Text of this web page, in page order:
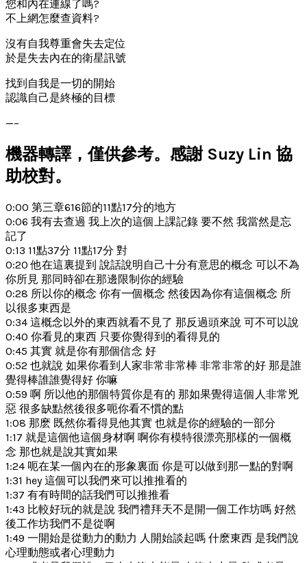
您和內在連線了嗎?
不上網怎麼查資料?
沒有自我尊重會失去定位
於是失去內在的衛星訊號
找到自我是一切的開始
認識自己是終極的目標
—–
機器轉譯，僅供參考。感謝 Suzy Lin 協
助校對。
0:00 第三章616節的11點17分的地方
0:06 我有去查過 我上次的這個上課記錄 要不然 我當然是忘
記了
0:13 11點37分 11點17分 對
0:20 他在這裏提到 說話說明自己十分有意思的概念 可以不為
你所見 那同時卻在那邊限制你的經驗
0:28 所以你的概念 你有一個概念 然後因為你有這個概念 所
以很多東西是
0:34 這概念以外的東西就看不見了 那反過頭來說 可不可以說
0:40 你看見的東西 只要你覺得到的看得見的
0:45 其實 就是你有那個信念 好
0:52 也就說 如果你看到人家非常非常棒 非常非常的好 那是誰
覺得棒誰誰覺得好 你嘛
0:59 啊 所以他的那個特質你是有的 那如果覺得這個人非常兇
惡 很多缺點然後很多呃你看不慣的點
1:08 那麽 既然你看得見他其實 也就是你的經驗的一部分
1:17 就是這個他這個身材啊 啊你有模特很漂亮那樣的一個概
念 那也就是說其實如果
1:24 呃在某一個內在的形象裏面 你是可以做到那一點的對啊
1:31 hey 這個可以我們來可以推推看的
1:37 有有時間的話我們可以推推看
1:43 比較好玩的就是說 我們禮拜天不是開一個工作坊嗎 好然
後工作坊我們不是從啊
1:49 一開始是從動力的動力 人開始談起嗎 什麽東西 是我們說
心理動態或者心理動力